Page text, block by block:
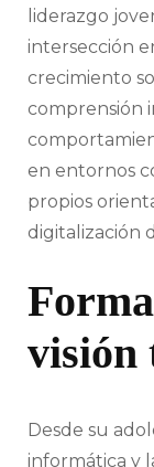
liderazgo
intersección
crecimiento
comprensión
en entornos
propios
digitalización
visión
Desde su
informática y